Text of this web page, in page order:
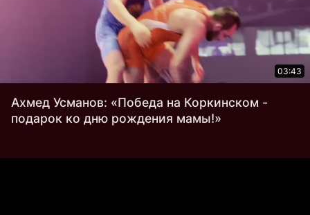
03:43
Ахмед Усманов: «Победа на Коркинском -
подарок ко дню рождения мамы!»